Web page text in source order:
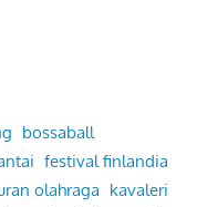
bossaball
festival finlandia
olahraga kavaleri